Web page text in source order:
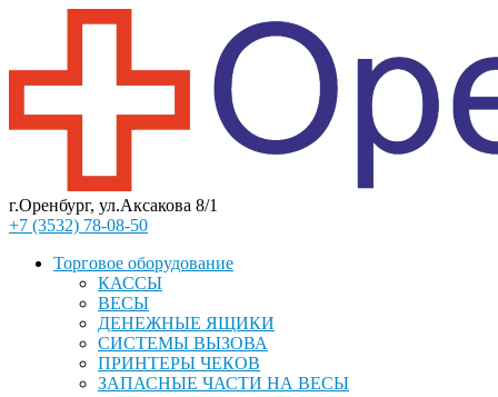
г.Оренбург, ул.Аксакова 8/1
+7 (3532) 78-08-50
Торговое оборудование
КАССЫ
ВЕСЫ
ДЕНЕЖНЫЕ ЯЩИКИ
СИСТЕМЫ ВЫЗОВА
ПРИНТЕРЫ ЧЕКОВ
ЗАПАСНЫЕ ЧАСТИ НА ВЕСЫ